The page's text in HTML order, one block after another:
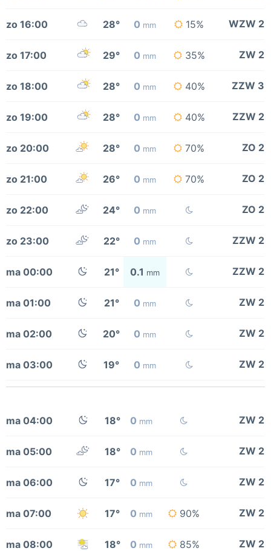
zo 16:00 28° 0 mm 15% WZW 2
zo 17:00 29° 0 mm 35% ZW 2
zo 18:00 28° 0 mm 40% ZZW 3
zo 19:00 28° 0 mm 40% ZZW 2
zo 20:00 28° 0 mm 70% ZO 2
zo 21:00 26° 0 mm 70% ZO 2
zo 22:00 24° 0 mm ZO 2
zo 23:00 22° 0 mm ZZW 2
ma 00:00 21° 0.1 mm ZZW 2
ma 01:00 21° 0 mm ZW 2
ma 02:00 20° 0 mm ZW 2
ma 03:00 19° 0 mm ZW 2
ma 04:00 18° 0 mm ZW 2
ma 05:00 18° 0 mm ZW 2
ma 06:00 17° 0 mm ZW 2
ma 07:00 17° 0 mm 90% ZW 2
ma 08:00 18° 0 mm 85% ZW 2